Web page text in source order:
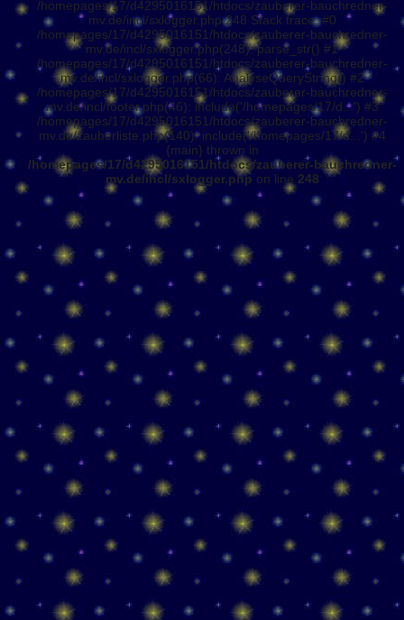
/homepages/17/d4295016151/htdocs/zauberer-bauchredner-
mv.de/incl/sxlogger.php:248 Stack trace: #0
/homepages/17/d4295016151/htdocs/zauberer-bauchredner-
mv.de/incl/sxlogger.php(248): parse_str() #1
/homepages/17/d4295016151/htdocs/zauberer-bauchredner-
mv.de/incl/sxlogger.php(66): AnalyseQueryString() #2
/homepages/17/d4295016151/htdocs/zauberer-bauchredner-
mv.de/incl/footer.php(46): include('/homepages/17/d...') #3
/homepages/17/d4295016151/htdocs/zauberer-bauchredner-
mv.de/zauberliste.php(140): include('/homepages/17/d...') #4
{main} thrown in
/homepages/17/d4295016151/htdocs/zauberer-bauchredner-
mv.de/incl/sxlogger.php on line 248